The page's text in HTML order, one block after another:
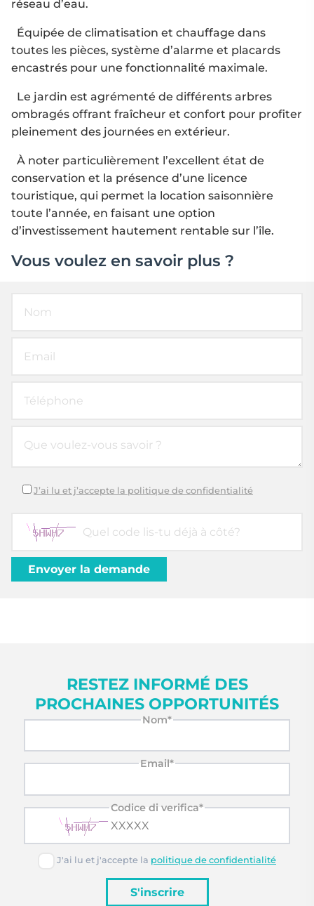
réseau d’eau.
Équipée de climatisation et chauffage dans
toutes les pièces, système d’alarme et placards
encastrés pour une fonctionnalité maximale.
Le jardin est agrémenté de différents arbres
ombragés offrant fraîcheur et confort pour profiter
pleinement des journées en extérieur.
À noter particulièrement l’excellent état de
conservation et la présence d’une licence
touristique, qui permet la location saisonnière
toute l’année, en faisant une option
d’investissement hautement rentable sur l’île.
Vous voulez en savoir plus ?
J’ai lu et j’accepte la politique de confidentialité
RESTEZ INFORMÉ DES
PROCHAINES OPPORTUNITÉS
Nom*
Email*
Codice di verifica*
J'ai lu et j'accepte la politique de confidentialité
S'inscrire